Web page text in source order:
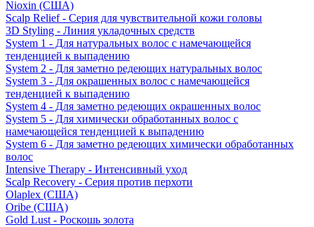
Nioxin (США)
Scalp Relief - Серия для чувствительной кожи головы
3D Styling - Линия укладочных средств
System 1 - Для натуральных волос с намечающейся
тенденцией к выпадению
System 2 - Для заметно редеющих натуральных волос
System 3 - Для окрашенных волос с намечающейся
тенденцией к выпадению
System 4 - Для заметно редеющих окрашенных волос
System 5 - Для химически обработанных волос с
намечающейся тенденцией к выпадению
System 6 - Для заметно редеющих химически обработанных
волос
Intensive Therapy - Интенсивный уход
Scalp Recovery - Серия против перхоти
Olaplex (США)
Oribe (США)
Gold Lust - Роскошь золота